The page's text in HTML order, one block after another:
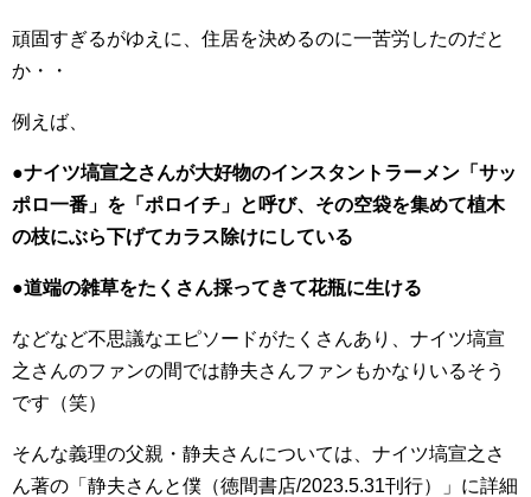
頑固すぎるがゆえに、住居を決めるのに一苦労したのだと
か・・
例えば、
●ナイツ塙宣之さんが大好物のインスタントラーメン「サッ
ポロ一番」を「ポロイチ」と呼び、その空袋を集めて植木
の枝にぶら下げてカラス除けにしている
●道端の雑草をたくさん採ってきて花瓶に生ける
などなど不思議なエピソードがたくさんあり、ナイツ塙宣
之さんのファンの間では静夫さんファンもかなりいるそう
です（笑）
そんな義理の父親・静夫さんについては、ナイツ塙宣之さ
ん著の「静夫さんと僕（徳間書店/2023.5.31刊行）」に詳細